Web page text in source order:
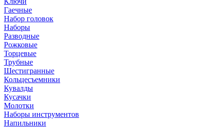
Гаечные
Набор головок
Наборы
Разводные
Рожковые
Торцевые
Трубные
Шестигранные
Кольцесъемники
Кувалды
Кусачки
Молотки
Наборы инструментов
Напильники